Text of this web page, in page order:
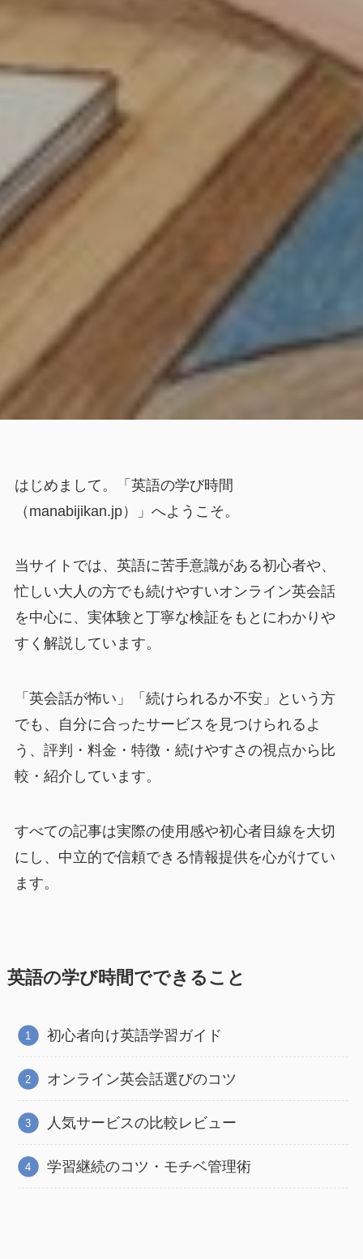
はじめまして。「英語の学び時間
（manabijikan.jp）」へようこそ。
当サイトでは、英語に苦手意識がある初心者や、
忙しい大人の方でも続けやすいオンライン英会話
を中心に、実体験と丁寧な検証をもとにわかりや
すく解説しています。
「英会話が怖い」「続けられるか不安」という方
でも、自分に合ったサービスを見つけられるよ
う、評判・料金・特徴・続けやすさの視点から比
較・紹介しています。
すべての記事は実際の使用感や初心者目線を大切
にし、中立的で信頼できる情報提供を心がけてい
ます。
英語の学び時間でできること
初心者向け英語学習ガイド
オンライン英会話選びのコツ
人気サービスの比較レビュー
学習継続のコツ・モチベ管理術